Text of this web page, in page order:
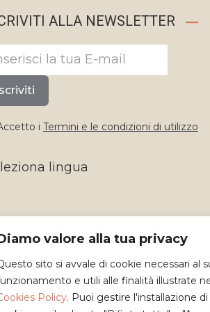
valore alla tua privacy
sito si avvale di cookie necessari al
e utili alle finalità illustrate
Policy. Puoi gestire l'installazione
ALLA NEWSLETTER
i Termini e le condizioni di utilizzo
lingua